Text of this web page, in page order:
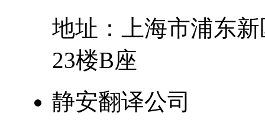
地址：
上海市浦东新
23楼B座
静安翻译公司